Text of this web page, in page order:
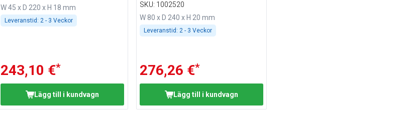
W 45 x D 220 x H 18 mm
Leveranstid: 2 - 3 Veckor
243,10 €*
Lägg till i kundvagn
SKU: 1002520
W 80 x D 240 x H 20 mm
Leveranstid: 2 - 3 Veckor
276,26 €*
Lägg till i kundvagn